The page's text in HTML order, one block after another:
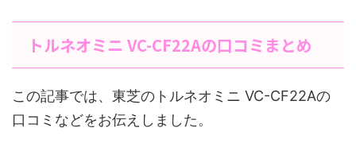
トルネオミニ VC-CF22Aの口コミまとめ
この記事では、東芝のトルネオミニ VC-CF22Aの
口コミなどをお伝えしました。